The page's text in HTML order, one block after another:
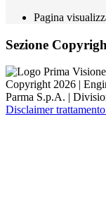
Pagina
Sezione
Copyright 2026 |
Parma S.p.A. |
Disclaimer